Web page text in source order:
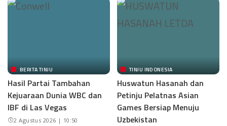
BERITA TINJU
Hasil Partai Tambahan
Kejuaraan Dunia WBC dan
IBF di Las Vegas
2 Agustus 2026 | 10:50
TINJU INDONESIA
Huswatun Hasanah dan
Petinju Pelatnas Asian
Games Bersiap Menuju
Uzbekistan